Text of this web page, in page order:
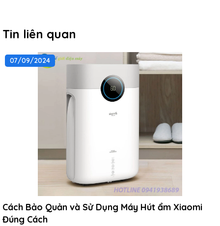
Tin liên quan
07/09/2024
Cách Bảo Quản và Sử Dụng Máy Hút ẩm Xiaomi
Đúng Cách